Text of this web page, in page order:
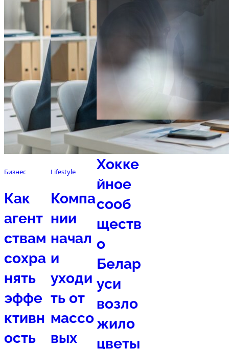
Бизнес
Как
агент
ствам
сохра
нять
эффе
ктивн
ость
Lifestyle
Компа
нии
начал
и
уходи
ть от
массо
вых
Спорт
Хокке
йное
сооб
ществ
о
Белар
уси
возло
жило
цветы